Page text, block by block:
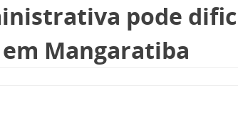
pode
Mangaratiba